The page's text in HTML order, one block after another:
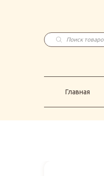
Поиск
товаров
Главная